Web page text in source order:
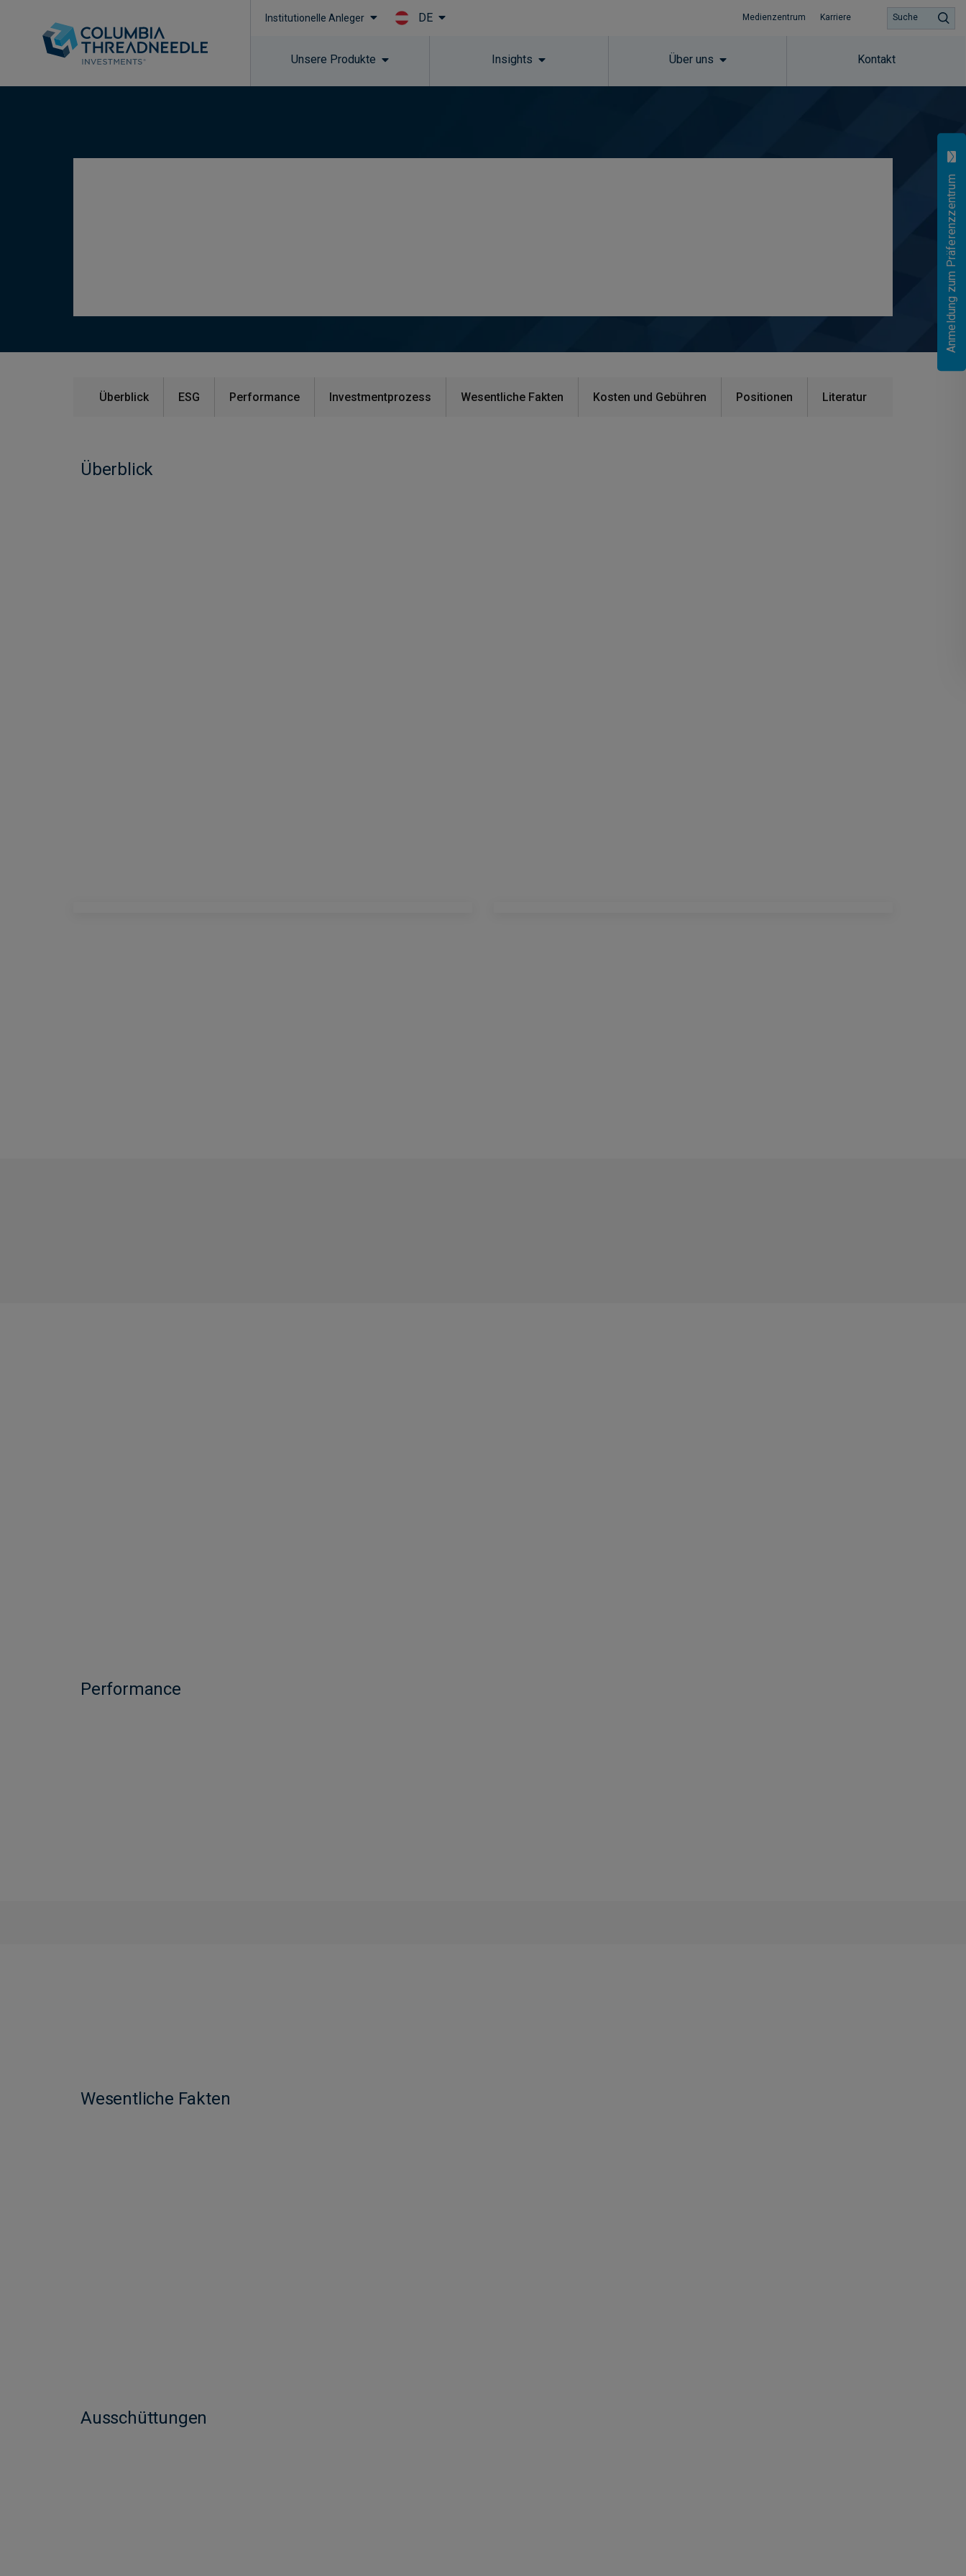
Skip to main content
Institutionelle Anleger DE Medienzentrum Karriere
Unsere Produkte Insights Über uns Kontakt
Suche
Überblick ESG Performance Investmentprozess Wesentliche Fakten Kosten und Gebühren Positionen Literatur
Überblick
Performance
Wesentliche Fakten
Ausschüttungen
Anmeldung zum Präferenzzentrum